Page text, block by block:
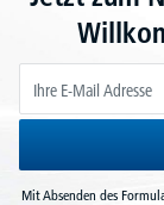
Mit Absenden des